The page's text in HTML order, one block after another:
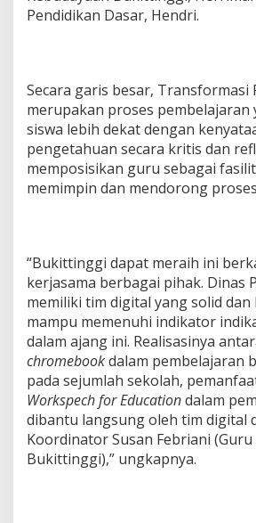
Pendidikan Dasar, Hendri.
Secara garis besar, Transformasi
merupakan proses pembelajaran
siswa lebih dekat dengan
pengetahuan secara kritis dan
memposisikan guru sebagai
memimpin dan mendorong
“Bukittinggi dapat meraih ini
kerjasama berbagai pihak. Dinas
memiliki tim digital yang solid
mampu memenuhi indikator
dalam ajang ini. Realisasinya
chromebookdalam pembelajaran
pada sejumlah sekolah,
Workspech for Educationdalam
dibantu langsung oleh tim digital
Koordinator Susan Febriani (Guru
Bukittinggi),” ungkapnya.